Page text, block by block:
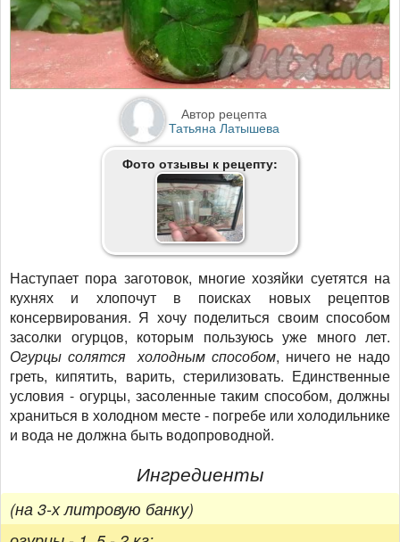
Автор рецепта
Татьяна Латышева
Фото отзывы к рецепту:
Наступает пора заготовок, многие хозяйки суетятся на
кухнях и хлопочут в поисках новых рецептов
консервирования. Я хочу поделиться своим способом
засолки огурцов, которым пользуюсь уже много лет.
Огурцы солятся холодным способом, ничего не надо
греть, кипятить, варить, стерилизовать. Единственные
условия - огурцы, засоленные таким способом, должны
храниться в холодном месте - погребе или холодильнике
и вода не должна быть водопроводной.
Ингредиенты
(на 3-х литровую банку)